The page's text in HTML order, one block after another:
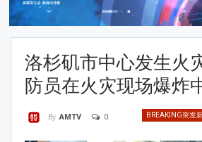
洛杉矶市中心发生火
防员在火灾现场爆炸
BREAKING突发
By AMTV 0